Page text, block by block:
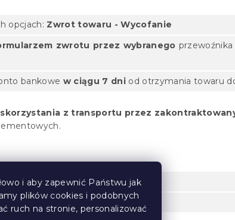
i aby zapewnić Państwu jak
plików cookies i podobnych
ruch na stronie, personalizować
opcjach: Zwrot towaru - Wycofanie
zwrotu przez wybranego
bankowe w ciągu 7 dni od otrzymaniatowaru
z transportu przez
wymiar maksymalnie 100cm
patrz poniżej: